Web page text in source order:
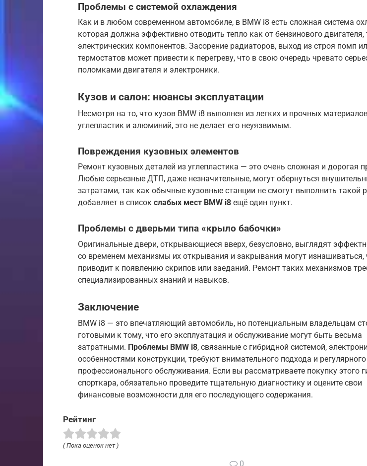
Проблемы с системой охлаждения
Как и в любом современном автомобиле, в BMW i8 есть сложная система
которая должна эффективно отводить тепло как от бензинового двигателя,
электрических компонентов. Засорение радиаторов, выход из строя помп
термостатов может привести к перегреву, что в свою очередь чревато
поломками двигателя и электроники.
Кузов и салон: нюансы эксплуатации
Несмотря на то, что кузов BMW i8 выполнен из легких и прочных
углепластик и алюминий, это не делает его неуязвимым.
Повреждения кузовных элементов
Ремонт кузовных деталей из углепластика — это очень сложная и дорогая
Любые серьезные ДТП, даже незначительные, могут обернуться
затратами, так как обычные кузовные станции не смогут выполнить такой
добавляет в список слабых мест BMW i8 ещё один пункт.
Проблемы с дверьми типа «крыло бабочки»
Оригинальные двери, открывающиеся вверх, безусловно, выглядят
со временем механизмы их открывания и закрывания могут изнашиваться,
приводит к появлению скрипов или заеданий. Ремонт таких механизмов
специализированных знаний и навыков.
Заключение
BMW i8 — это впечатляющий автомобиль, но потенциальным владельцам
готовыми к тому, что его эксплуатация и обслуживание могут быть весьма
затратными. Проблемы BMW i8, связанные с гибридной системой,
особенностями конструкции, требуют внимательного подхода и регулярного
профессионального обслуживания. Если вы рассматриваете покупку этого
спорткара, обязательно проведите тщательную диагностику и оцените свои
финансовые возможности для его последующего содержания.
Рейтинг
( Пока оценок нет )
0